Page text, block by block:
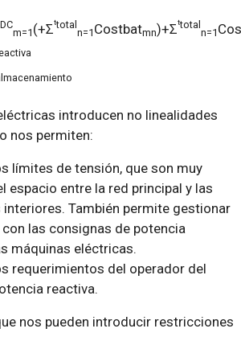
m=1 (+Σttotal
n=1 Costbatmn)+Σttotal
n=1
introducen no linealidades
nos permiten:
límites de tensión, que son muy
espacio entre la red principal y las
También permite gestionar
las consignas de potencia
máquinas eléctricas.
requerimientos del operador del
reactiva.
nos pueden introducir restricciones